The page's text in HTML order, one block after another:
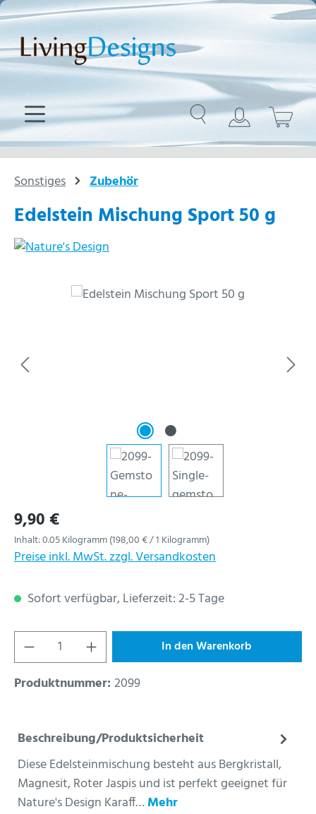
Zum Hauptinhalt springen
Sonstiges Zubehör
Edelstein Mischung Sport 50 g
Bildergalerie überspringen
Regulärer Preis:
9,90 €
Inhalt:0.05 Kilogramm(198,00 € / 1 Kilogramm)
Preise inkl. MwSt. zzgl. Versandkosten
Sofort verfügbar, Lieferzeit: 2-5 Tage
Produkt Anzahl: Gib den gewünschten
In den Warenkorb
Produktnummer: 2099
Beschreibung/Produktsicherheit
Diese Edelsteinmischung besteht aus Bergkristall,
Magnesit, Roter Jaspis und ist perfekt geeignet für
Nature's Design Karaff…Mehr